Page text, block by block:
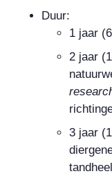
Duur:
1 jaar
2 jaar
3 jaar